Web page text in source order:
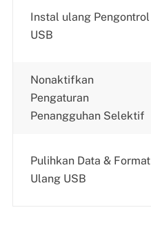
Instal ulang Pengontrol
USB
Nonaktifkan
Pengaturan
Penangguhan Selektif
Pulihkan Data & Format
Ulang USB